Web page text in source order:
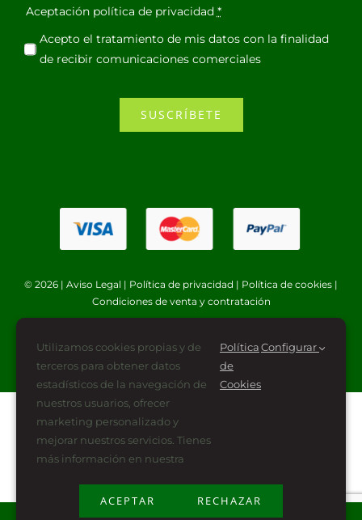
Aceptación política de privacidad *
Acepto el tratamiento de mis datos con la finalidad
de recibir comunicaciones comerciales
SUSCRÍBETE
© 2026 | Aviso Legal | Política de privacidad | Política de cookies |
Condiciones de venta y contratación
Plan de Recuperación, Transformación y Resiliencia
Utilizamos cookies propias y de
terceros para obtener datos
estadísticos de la navegación de
nuestros usuarios, ofrecer
marketing personalizado y
mejorar nuestros servicios. Tienes
más información en nuestra
Política
de
Cookies
Configurar
ACEPTAR RECHAZAR